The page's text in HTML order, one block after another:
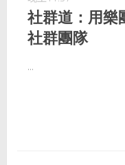
社群道：用樂
社群團隊
...